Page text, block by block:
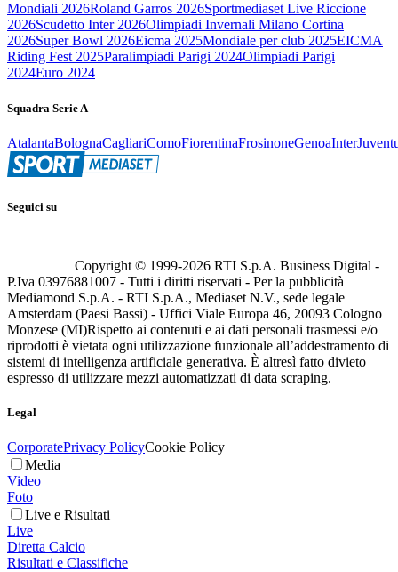
Mondiali 2026Roland Garros 2026Sportmediaset Live Riccione
2026Scudetto Inter 2026Olimpiadi Invernali Milano Cortina
2026Super Bowl 2026Eicma 2025Mondiale per club 2025EICMA
Riding Fest 2025Paralimpiadi Parigi 2024Olimpiadi Parigi
2024Euro 2024
Squadra Serie A
AtalantaBolognaCagliariComoFiorentinaFrosinoneGenoaInter
Seguici su
Copyright © 1999-2026 RTI S.p.A. Business Digital -
P.Iva 03976881007 - Tutti i diritti riservati - Per la pubblicità
Mediamond S.p.A. - RTI S.p.A., Mediaset N.V., sede legale
Amsterdam (Paesi Bassi) - Uffici Viale Europa 46, 20093 Cologno
Monzese (MI)Rispetto ai contenuti e ai dati personali trasmessi e/o
riprodotti è vietata ogni utilizzazione funzionale all’addestramento di
sistemi di intelligenza artificiale generativa. È altresì fatto divieto
espresso di utilizzare mezzi automatizzati di data scraping.
Legal
CorporatePrivacy PolicyCookie Policy
Media
Video
Foto
Live e Risultati
Live
Diretta Calcio
Risultati e Classifiche